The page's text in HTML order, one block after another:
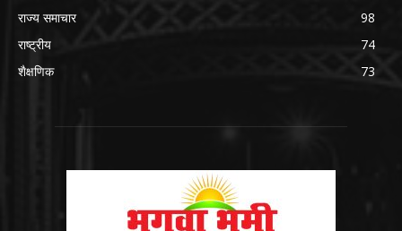
राज्य समाचार
98
राष्ट्रीय
74
शैक्षणिक
73